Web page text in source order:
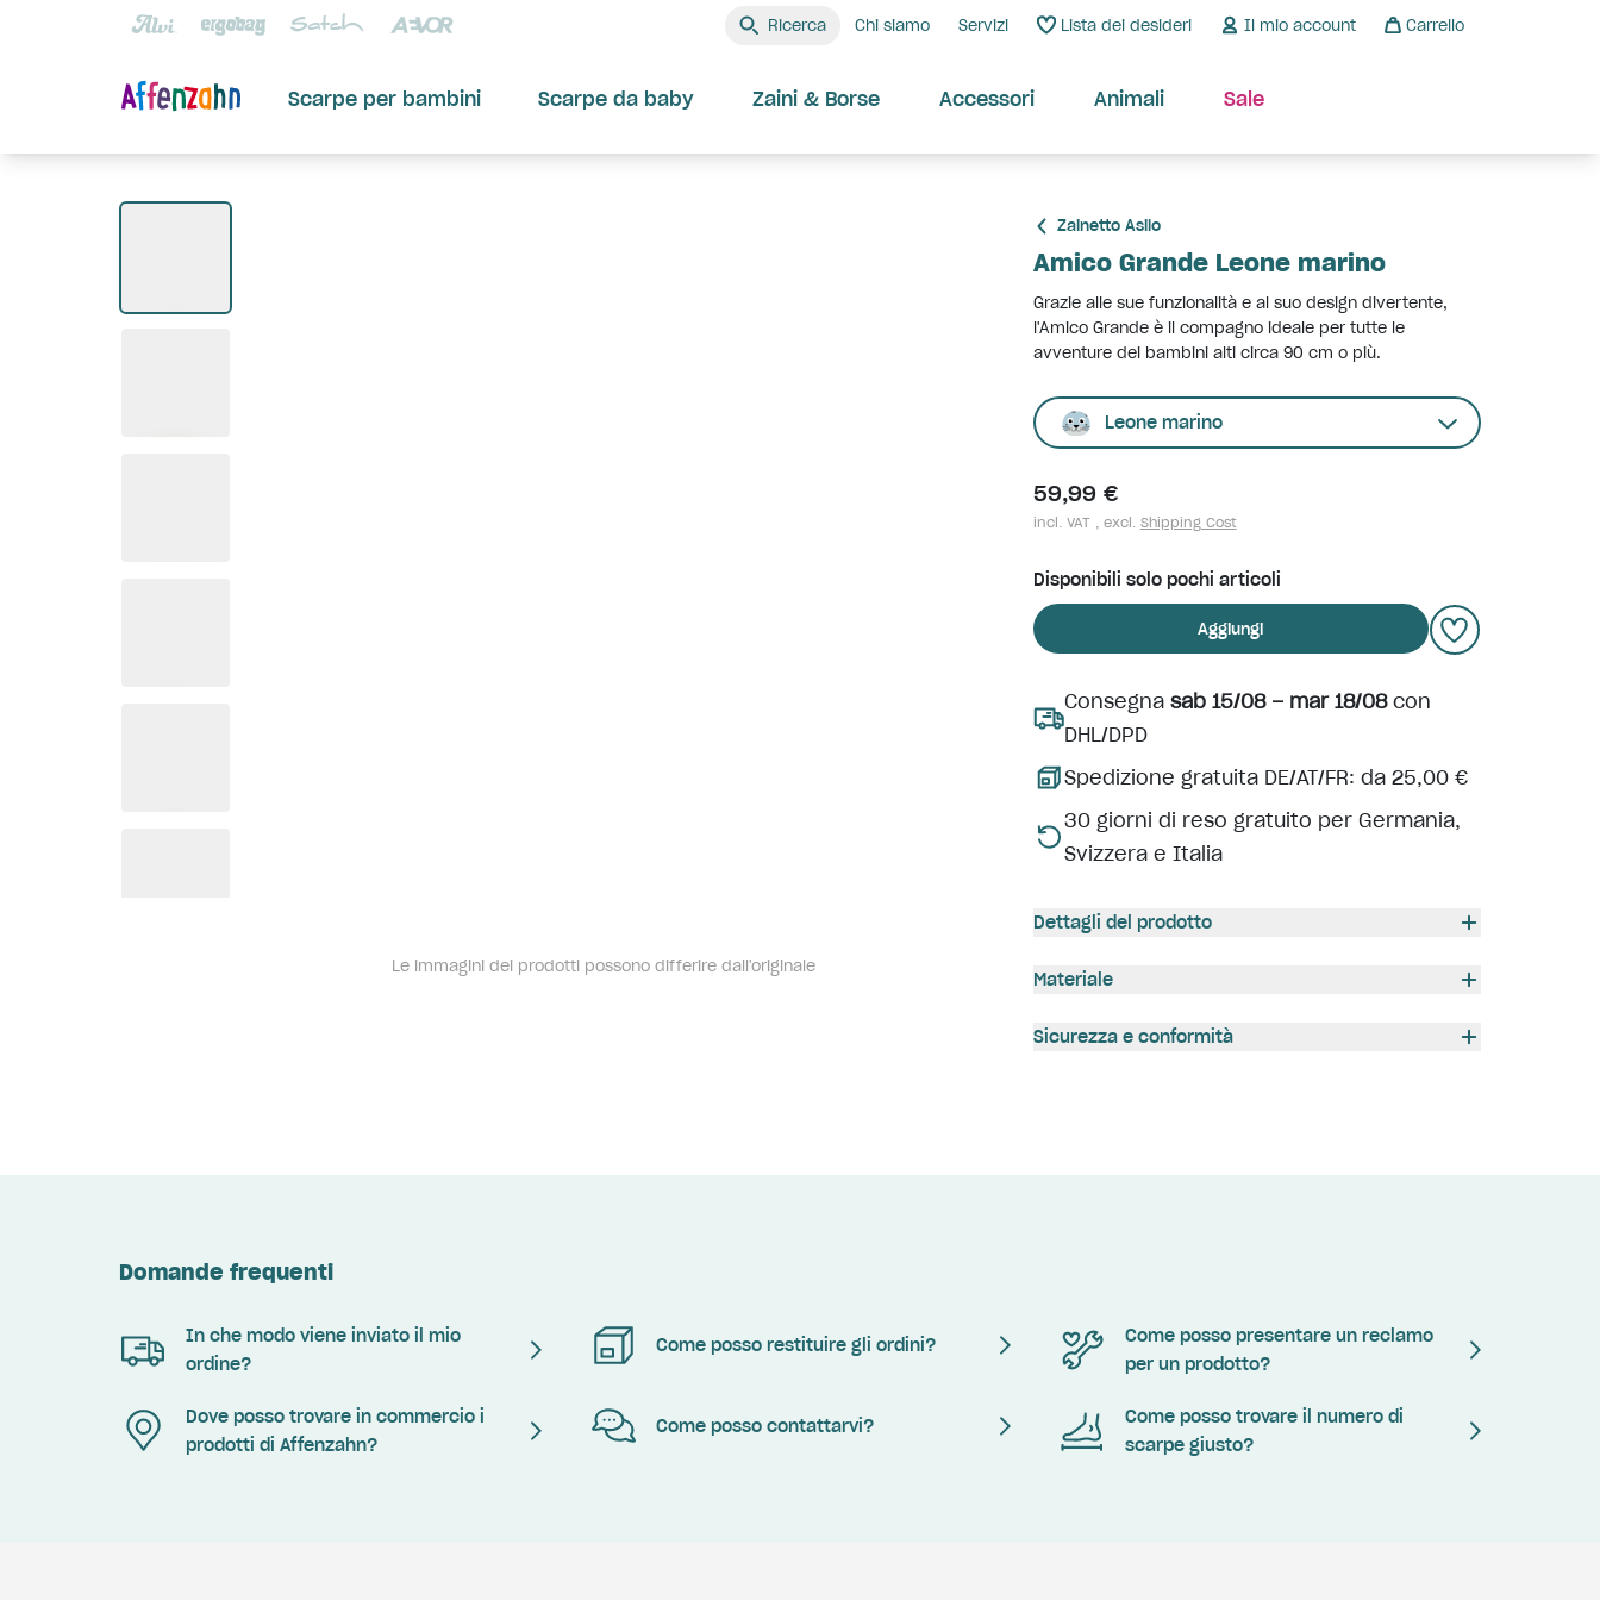
Ricerca Chi siamo Servizi Lista dei desideri Il mio account Carrello
Scarpe per bambini Scarpe da baby Zaini & Borse Accessori Animali Sale
Le immagini dei prodotti possono differire dall'originale
Zainetto Asilo
Amico Grande Leone marino
Grazie alle sue funzionalità e al suo design divertente,
l'Amico Grande è il compagno ideale per tutte le
avventure dei bambini alti circa 90 cm o più.
Leone marino
59,99 €
incl. VAT , excl. Shipping Cost
Disponibili solo pochi articoli
Aggiungi
Consegna sab 15/08 – mar 18/08con
DHL/DPD
Spedizione gratuita DE/AT/FR: da 25,00 €
30 giorni di reso gratuito per Germania,
Svizzera e Italia
Dettagli del prodotto
Materiale
Sicurezza e conformità
Domande frequenti
In che modo viene inviato il mio
ordine?
Come posso restituire gli ordini?
Come posso presentare un reclamo
per un prodotto?
Dove posso trovare in commercio i
prodotti di Affenzahn?
Come posso contattarvi?
Come posso trovare il numero di
scarpe giusto?